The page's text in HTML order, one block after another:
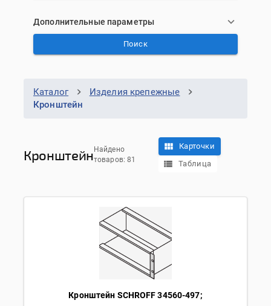
Дополнительные параметры
Поиск
Каталог
Изделия крепежные
Кронштейн
Кронштейн Найдено
товаров: 81
Карточки
Таблица
Кронштейн SCHROFF 34560-497;